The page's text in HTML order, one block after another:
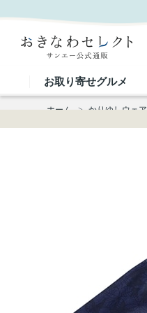
お取り寄せグルメ
ホーム > かりゆしウェア